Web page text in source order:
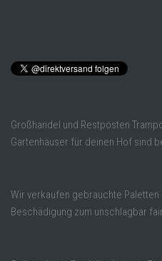
Großhandel und Restposten
Gartenhäuser für deinen Hof sind
Wir verkaufen gebrauchte
Beschädigung zum unschlagbar